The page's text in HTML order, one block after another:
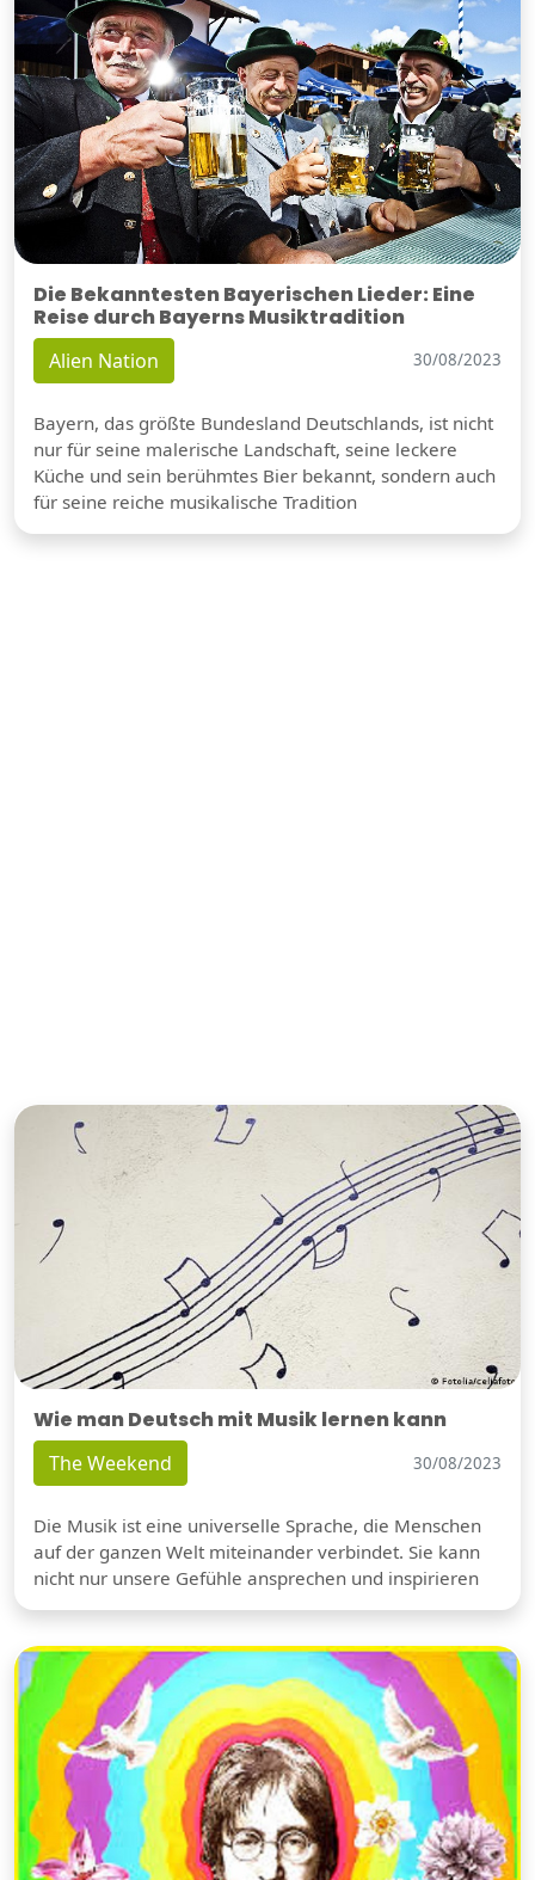
Die Bekanntesten Bayerischen Lieder: Eine
Reise durch Bayerns Musiktradition
Alien Nation 30/08/2023
Bayern, das größte Bundesland Deutschlands, ist nicht
nur für seine malerische Landschaft, seine leckere
Küche und sein berühmtes Bier bekannt, sondern auch
für seine reiche musikalische Tradition
Wie man Deutsch mit Musik lernen kann
The Weekend 30/08/2023
Die Musik ist eine universelle Sprache, die Menschen
auf der ganzen Welt miteinander verbindet. Sie kann
nicht nur unsere Gefühle ansprechen und inspirieren